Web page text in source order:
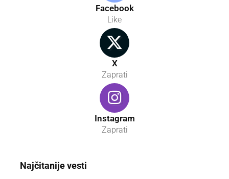
Facebook
Like
X
Zaprati
Instagram
Zaprati
Najčitanije vesti